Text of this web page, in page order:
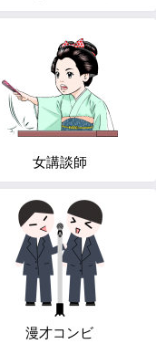
女講談師
漫才コンビ